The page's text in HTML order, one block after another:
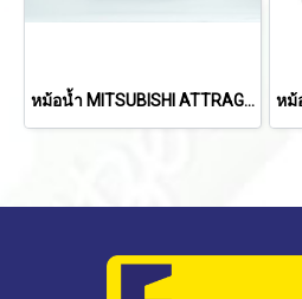
หม้อน้ำ MITSUBISHI ATTRAGE/MIRAGE'19-ON (A/T,M/T)